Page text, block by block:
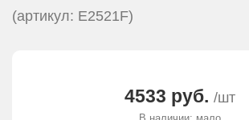
(артикул: E2521F)
4533 руб. /шт